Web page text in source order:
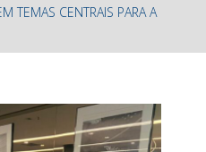
TEMAS CENTRAIS PARA A